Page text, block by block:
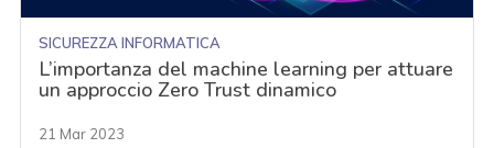
SICUREZZA INFORMATICA
L’importanza del machine learning per attuare
un approccio Zero Trust dinamico
21 Mar 2023